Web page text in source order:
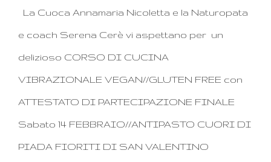
La Cuoca Annamaria Nicoletta e la Naturopata
e coach Serena Cerè vi aspettano per un
delizioso CORSO DI CUCINA
VIBRAZIONALE VEGAN//GLUTEN FREE con
ATTESTATO DI PARTECIPAZIONE FINALE
Sabato 14 FEBBRAIO//ANTIPASTO CUORI DI
PIADA FIORITI DI SAN VALENTINO